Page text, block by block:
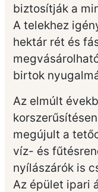
biztosítják a
A telekhez
hektár rét és
birtok
Az elmúlt
megújult a
víz- és
nyílászárók is
Az épület ipari